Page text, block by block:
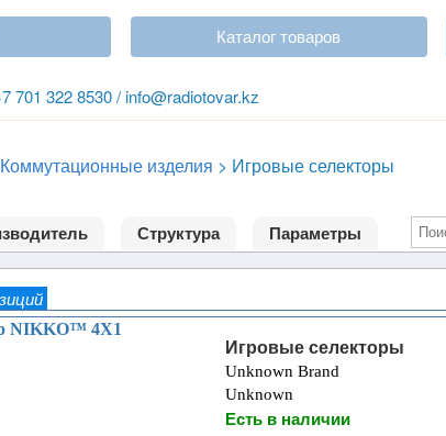
Каталог товаров
701 322 8530 / info@radiotovar.kz
Коммутационные изделия > Игровые селекторы
Структура Параметры
NIKKO™ 4X1
Игровые селекторы
Unknown Brand
Unknown
Есть в наличии